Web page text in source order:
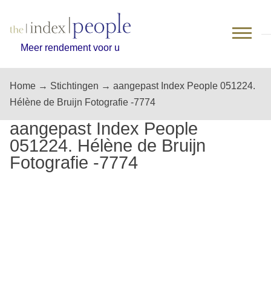
Meer rendement voor u
Home → Stichtingen → aangepast Index People 051224.
Hélène de Bruijn Fotografie -7774
aangepast Index People
051224. Hélène de Bruijn
Fotografie -7774